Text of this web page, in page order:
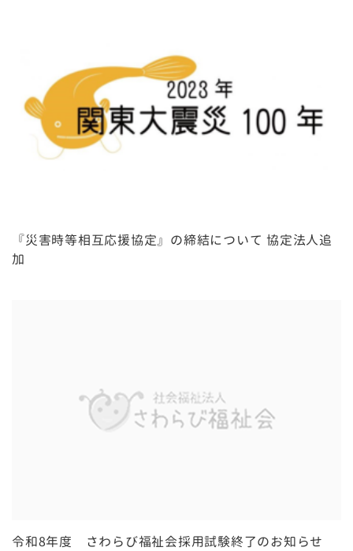
『災害時等相互応援協定』の締結について 協定法人追
加
令和8年度 さわらび福祉会採用試験終了のお知らせ